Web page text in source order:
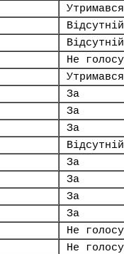
Утримався
Відсутній
Відсутній
Не
Утримався
За
За
За
Відсутній
За
За
За
За
Не
Не